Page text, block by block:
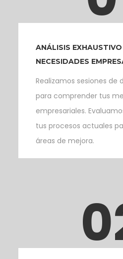
ANÁLISIS
NECESIDADES
Realizamos sesiones de
para comprender tus
empresariales.
tus procesos actuales
áreas de mejora.